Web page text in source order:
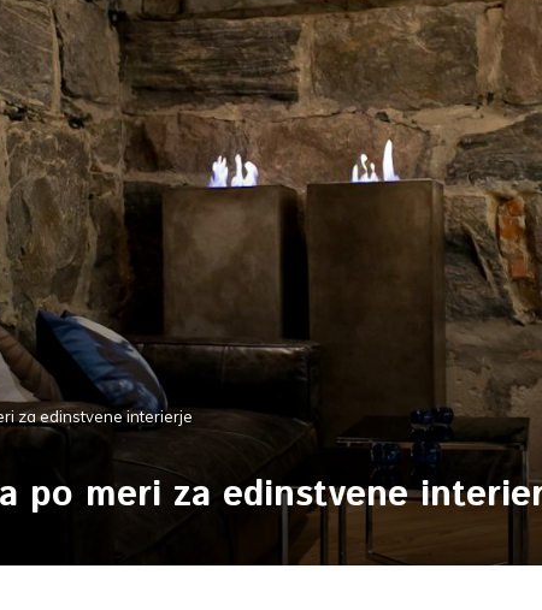
za edinstvene interierje
po meri za edinstvene